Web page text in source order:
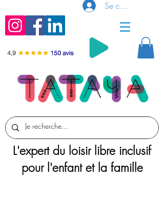
Se connecter
L'expert du loisir libre inclusif
pour l'enfant et la famille